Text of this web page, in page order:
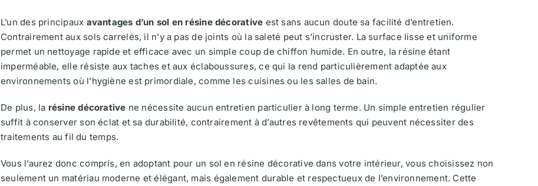
L’un des principaux avantages d’un sol en résine décorative est sans aucun doute sa facilité d’entretien.
Contrairement aux sols carrelés, il n’y a pas de joints où la saleté peut s’incruster. La surface lisse et uniforme
permet un nettoyage rapide et efficace avec un simple coup de chiffon humide. En outre, la résine étant
imperméable, elle résiste aux taches et aux éclaboussures, ce qui la rend particulièrement adaptée aux
environnements où l’hygiène est primordiale, comme les cuisines ou les salles de bain.
De plus, la résine décorative ne nécessite aucun entretien particulier à long terme. Un simple entretien régulier
suffit à conserver son éclat et sa durabilité, contrairement à d’autres revêtements qui peuvent nécessiter des
traitements au fil du temps.
Vous l’aurez donc compris, en adoptant pour un sol en résine décorative dans votre intérieur, vous choisissez non
seulement un matériau moderne et élégant, mais également durable et respectueux de l’environnement. Cette